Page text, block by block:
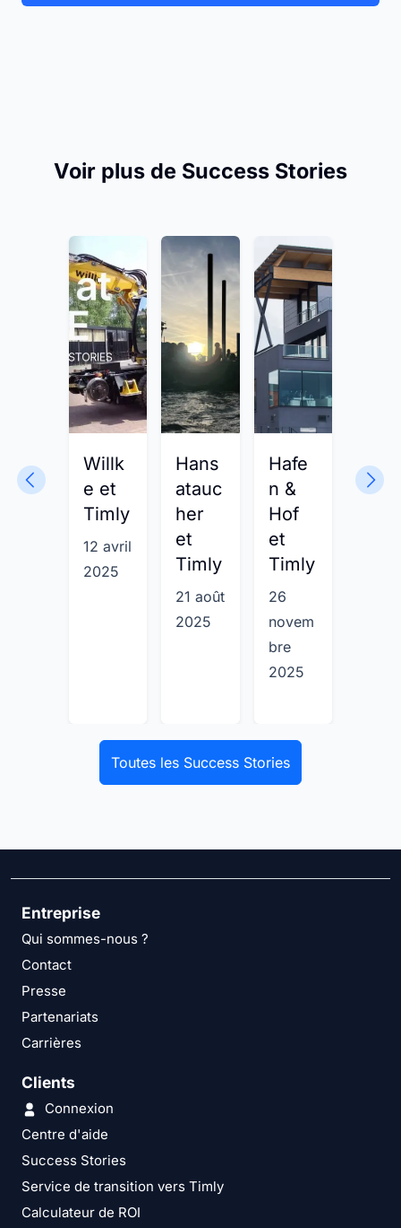
Voir plus de Success Stories
Willk
e et
Timly
12 avril
2025
Hans
atauc
her
et
Timly
21 août
2025
Hafe
n &
Hof
et
Timly
26
novem
bre
2025
HAU
SER
Toutes les Success Stories
Entreprise
Qui sommes-nous ?
Contact
Presse
Partenariats
Carrières
Clients
Connexion
Centre d'aide
Success Stories
Service de transition vers Timly
Calculateur de ROI